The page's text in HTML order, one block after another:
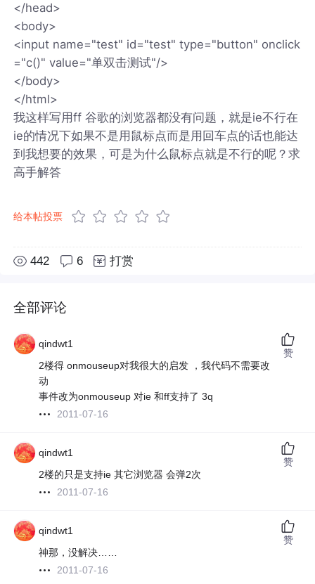
</head>
<body>
<input name="test" id="test" type="button" onclick
="c()" value="单双击测试"/>
</body>
</html>
我这样写用ff 谷歌的浏览器都没有问题，就是ie不行在
ie的情况下如果不是用鼠标点而是用回车点的话也能达
到我想要的效果，可是为什么鼠标点就是不行的呢？求
高手解答
给本帖投票
442 6 打赏
全部评论
qindwt1
2楼得 onmouseup对我很大的启发 ，我代码不需要改
动
事件改为onmouseup 对ie 和ff支持了 3q
2011-07-16
赞
qindwt1
2楼的只是支持ie 其它浏览器 会弹2次
2011-07-16
赞
qindwt1
神那，没解决……
2011-07-16
赞